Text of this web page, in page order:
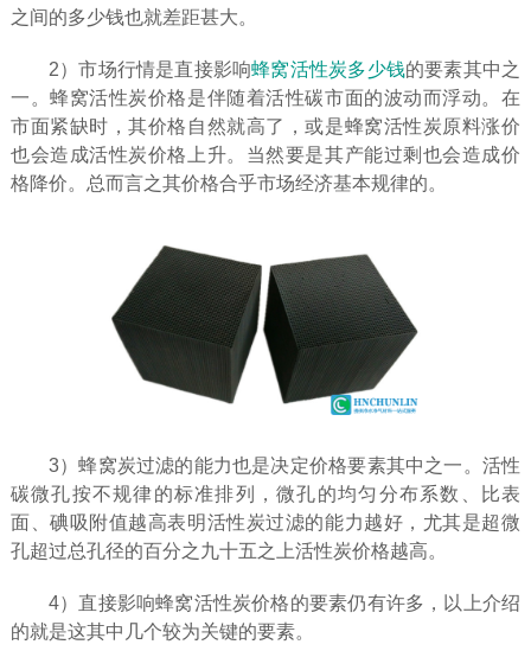
之间的多少钱也就差距甚大。
2）市场行情是直接影响蜂窝活性炭多少钱的要素其中之
一。蜂窝活性炭价格是伴随着活性碳市面的波动而浮动。在
市面紧缺时，其价格自然就高了，或是蜂窝活性炭原料涨价
也会造成活性炭价格上升。当然要是其产能过剩也会造成价
格降价。总而言之其价格合乎市场经济基本规律的。
3）蜂窝炭过滤的能力也是决定价格要素其中之一。活性
碳微孔按不规律的标准排列，微孔的均匀分布系数、比表
面、碘吸附值越高表明活性炭过滤的能力越好，尤其是超微
孔超过总孔径的百分之九十五之上活性炭价格越高。
4）直接影响蜂窝活性炭价格的要素仍有许多，以上介绍
的就是这其中几个较为关键的要素。